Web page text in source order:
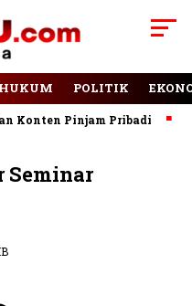
HUKUM POLITIK
Pinjam Pribadi
Seminar